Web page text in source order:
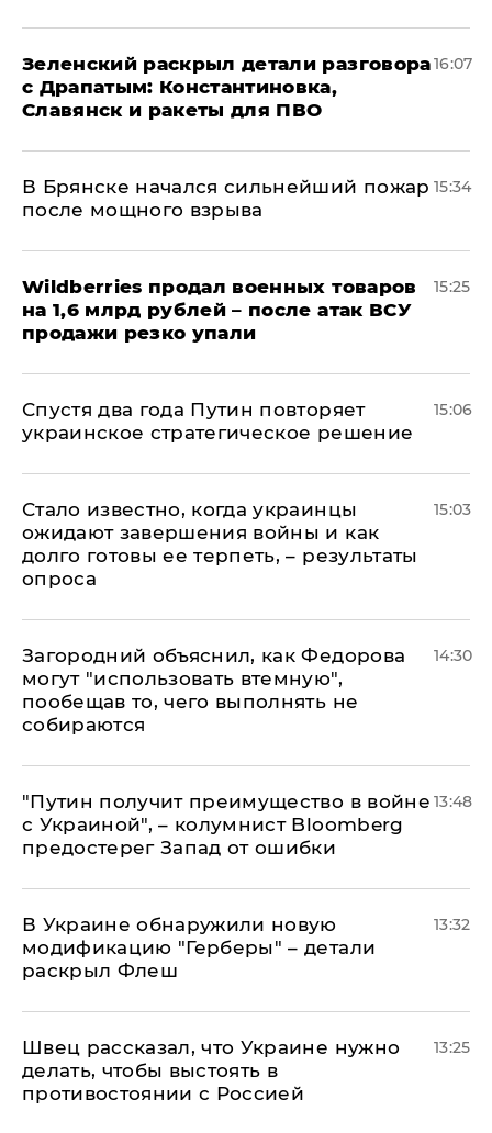
​Зеленский раскрыл детали разговора
с Драпатым: Константиновка,
Славянск и ракеты для ПВО
16:07
В Брянске начался сильнейший пожар
после мощного взрыва
15:34
​Wildberries продал военных товаров
на 1,6 млрд рублей – после атак ВСУ
продажи резко упали
15:25
Спустя два года Путин повторяет
украинское стратегическое решение
15:06
Стало известно, когда украинцы
ожидают завершения войны и как
долго готовы ее терпеть, – результаты
опроса
15:03
Загородний объяснил, как Федорова
могут "использовать втемную",
пообещав то, чего выполнять не
собираются
14:30
"Путин получит преимущество в войне
с Украиной", – колумнист Bloomberg
предостерег Запад от ошибки
13:48
В Украине обнаружили новую
модификацию "Герберы" – детали
раскрыл Флеш
13:32
Швец рассказал, что Украине нужно
делать, чтобы выстоять в
противостоянии с Россией
13:25